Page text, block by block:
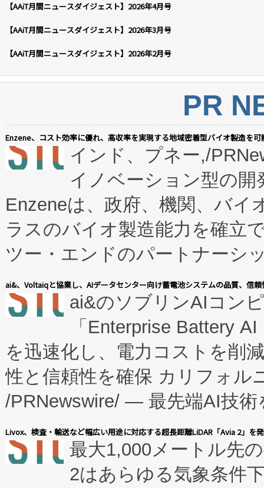
【AAiT月間ニュースダイジェスト】2026年4月号
【AAiT月間ニュースダイジェスト】2026年3月号
【AAiT月間ニュースダイジェスト】2026年2月号
PR
Enzene、コスト効率に優れ、高収率を実現する地域密着型バイオ製造を
インド、プネー,/
イノベーション型の
Enzeneは、政府、機関、バイ
ラスのバイオ製造能力を確立
ツー・エンドのパートナーシ
表しました。 同社の実績ある
manufacturing™ (FCCM™) プ
たNeXは、バイオ医薬品製造
従来のフェッドバッチ施設の
に、患者やサプライチェーン
キー方式で拡張性が高く、持
す。FCCM‑を活用した現地生
患者にとっての費用負担を大
のアクセスを大幅に拡大する
ai&、Voltaiqと協業し、AIデータセンター向け蓄電池システムの品質、信
ai&のソブリンAIコン
「Enterprise Battery
を迅速化し、電力コストを削
性と信頼性を確保 カリフォル
/PRNewswire/ — 最先端AI技術
会社エーアイ・アンド：本社
President原信平）と、エンタ
ードするVoltaiqは、日本にあ
Livox、検査・輸送など幅広い用途に対応する超長距離LiDAR「Avia 2」を
最大1,000メートル先
2はあらゆる気象条件